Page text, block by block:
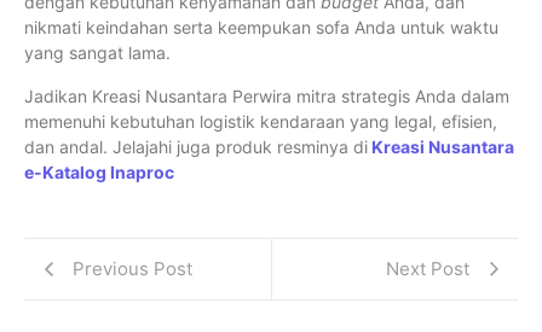
nikmati keindahan serta keempukan sofa Anda untuk waktu
yang sangat lama.
Jadikan Kreasi Nusantara Perwira mitra strategis Anda dalam
memenuhi kebutuhan logistik kendaraan yang legal, efisien,
dan andal. Jelajahi juga produk resminya di Kreasi Nusantara
e-Katalog Inaproc
Previous Post Next Post